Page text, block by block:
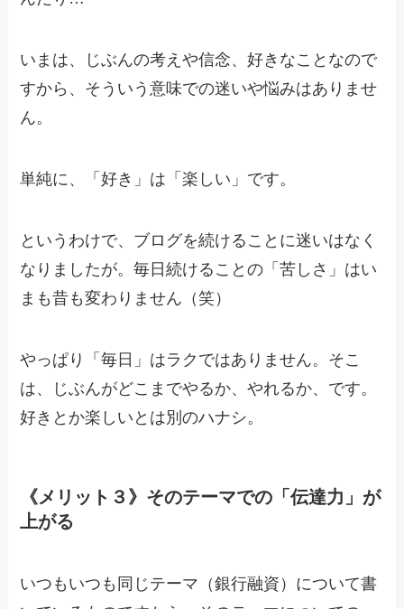
いまは、じぶんの考えや信念、好きなことなので
すから、そういう意味での迷いや悩みはありませ
ん。
単純に、「好き」は「楽しい」です。
というわけで、ブログを続けることに迷いはなく
なりましたが。毎日続けることの「苦しさ」はい
まも昔も変わりません（笑）
やっぱり「毎日」はラクではありません。そこ
は、じぶんがどこまでやるか、やれるか、です。
好きとか楽しいとは別のハナシ。
《メリット３》そのテーマでの「伝達力」が
上がる
いつもいつも同じテーマ（銀行融資）について書